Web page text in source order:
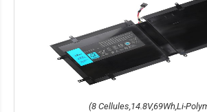
(8 Cellules,14.8V,69Wh,Li-